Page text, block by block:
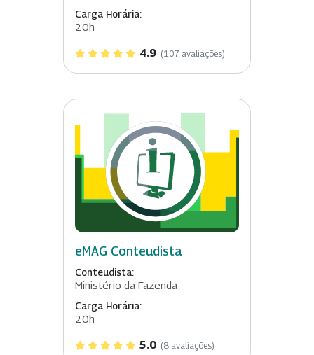
Carga Horária:
20h
4.9 (107 avaliações)
eMAG Conteudista
Conteudista:
Ministério da Fazenda
Carga Horária:
20h
5.0 (8 avaliações)